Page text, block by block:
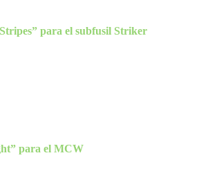
para el subfusil Striker
para el MCW